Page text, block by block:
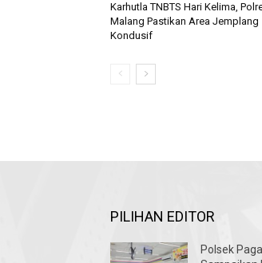
Karhutla TNBTS Hari Kelima,
Malang Pastikan Area Jemplang
Kondusif
PILIHAN EDITOR
Polsek